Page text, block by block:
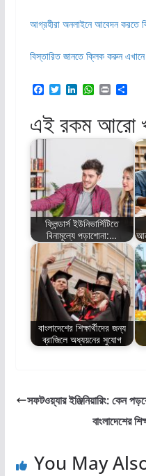
আগ্রহীরা অনলাইনে আবেদন করতে
বিস্তারিত জানতে ক্লিক করুন এখানে
F
c
e
b
o
k
T
t
t
L
k
e
n
W
t
p
p
P
n
t
S
r
e
এই রকম আরো
ফ্লিন্ডার্স ইউনিভার্সিটিতে
বিনামূল্যে পড়াশোনা:…
বাংলাদেশের শিক্ষার্থীদের জন্য
ব্রাজিলে অধ্যয়নের সুযোগ
সফটওয়্যার ইঞ্জিনিয়ারিং: কেন
বাংলাদেশের
You May